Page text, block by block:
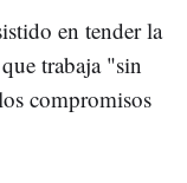
en tender la
trabaja "sin
compromisos